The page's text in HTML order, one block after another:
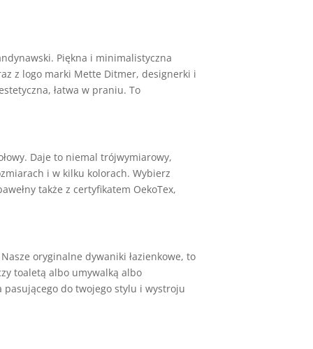
Piękna i minimalistyczna
z logo marki Mette Ditmer, designerki i
łatwa w praniu. To
Daje to niemal trójwymiarowy,
i w kilku kolorach. Wybierz
także z certyfikatem OekoTex,
oryginalne dywaniki łazienkowe, to
toaletą albo umywalką albo
do twojego stylu i wystroju